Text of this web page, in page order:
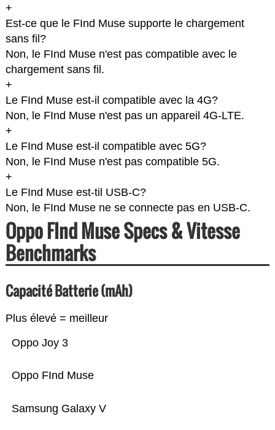
+
Est-ce que le FInd Muse supporte le chargement
sans fil?
Non, le FInd Muse n'est pas compatible avec le
chargement sans fil.
+
Le FInd Muse est-il compatible avec la 4G?
Non, le FInd Muse n'est pas un appareil 4G-LTE.
+
Le FInd Muse est-il compatible avec 5G?
Non, le FInd Muse n'est pas compatible 5G.
+
Le FInd Muse est-til USB-C?
Non, le FInd Muse ne se connecte pas en USB-C.
Oppo FInd Muse Specs & Vitesse
Benchmarks
Capacité Batterie (mAh)
Plus élevé = meilleur
Samsung Galaxy V
Oppo FInd Muse
Oppo Joy 3